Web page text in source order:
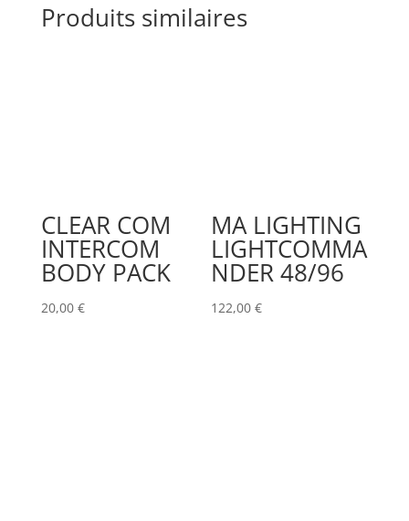
Produits similaires
CLEAR COM
INTERCOM
BODY PACK
20,00 €
MA LIGHTING
LIGHTCOMMA
NDER 48/96
122,00€